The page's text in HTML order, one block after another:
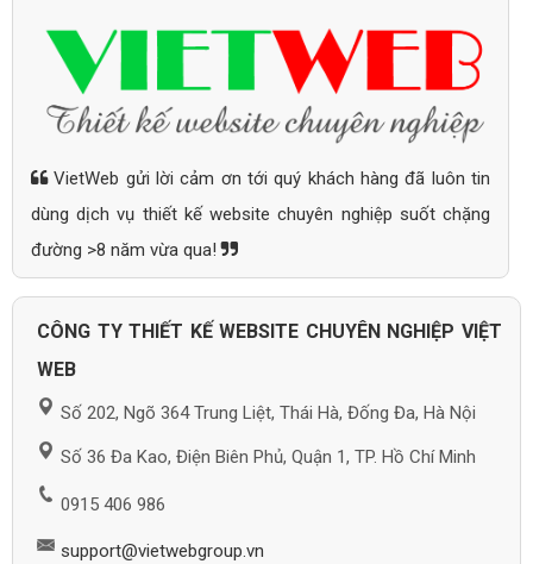
VietWeb gửi lời cảm ơn tới quý khách hàng đã luôn tin
dùng dịch vụ thiết kế website chuyên nghiệp suốt chặng
đường >8 năm vừa qua!
CÔNG TY THIẾT KẾ WEBSITE CHUYÊN NGHIỆP VIỆT
WEB
Số 202, Ngõ 364 Trung Liệt, Thái Hà, Đống Đa, Hà Nội
Số 36 Đa Kao, Điện Biên Phủ, Quận 1, TP. Hồ Chí Minh
0915 406 986
support@vietwebgroup.vn